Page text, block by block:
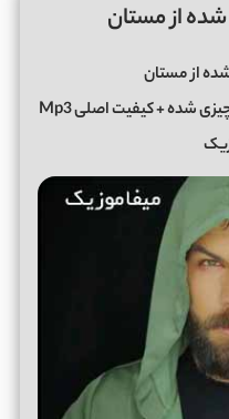
از مستان
از مستان
بنام چیزی شده + کیفیت اصلی Mp3